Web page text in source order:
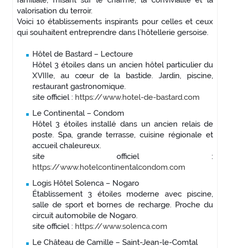
valorisation du terroir.
Voici 10 établissements inspirants pour celles et ceux
qui souhaitent entreprendre dans l’hôtellerie gersoise.
Hôtel de Bastard – Lectoure
Hôtel 3 étoiles dans un ancien hôtel particulier du
XVIIIe, au cœur de la bastide. Jardin, piscine,
restaurant gastronomique.
site officiel : https://www.hotel-de-bastard.com
Le Continental – Condom
Hôtel 3 étoiles installé dans un ancien relais de
poste. Spa, grande terrasse, cuisine régionale et
accueil chaleureux.
site officiel :
https://www.hotelcontinentalcondom.com
Logis Hôtel Solenca – Nogaro
Établissement 3 étoiles moderne avec piscine,
salle de sport et bornes de recharge. Proche du
circuit automobile de Nogaro.
site officiel : https://www.solenca.com
Le Château de Camille – Saint-Jean-le-Comtal